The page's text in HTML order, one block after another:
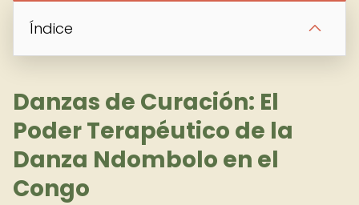
Índice
Danzas de Curación: El
Poder Terapéutico de la
Danza Ndombolo en el
Congo